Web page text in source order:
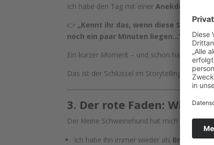
Ich habe den Tag mit einerAnekdote über
👉 „Kennt ihr das, wenn diese Stimme
noch ein paar Minuten liegen…“?
Ein kurzer Moment – und schon hatten sich
Das ist der Schlüssel im Storytelling:
Sofort
3. Der rote Faden: Wie
Der kleine Schweinehund hat mich durch
Ich habe ihn immer wieder als Brücke zu